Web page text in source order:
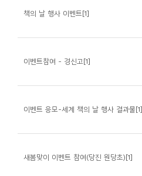
책의 날 행사 이벤트[1]
이벤트참여 - 경신고[1]
이벤트 응모-세계 책의 날 행사 결과물[1]
새봄맞이 이벤트 참여(당진 원당초)[1]